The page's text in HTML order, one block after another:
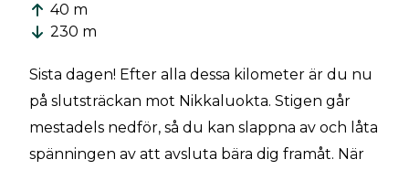
40 m
230 m
Sista dagen! Efter alla dessa kilometer är du nu
på slutsträckan mot Nikkaluokta. Stigen går
mestadels nedför, så du kan slappna av och låta
spänningen av att avsluta bära dig framåt. När